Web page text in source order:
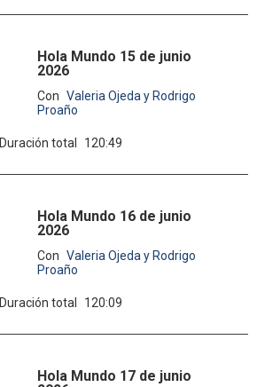
Hola Mundo 15 de junio
2026
Con Valeria Ojeda y Rodrigo
Proaño
Duración total 120:49
Hola Mundo 16 de junio
2026
Con Valeria Ojeda y Rodrigo
Proaño
Duración total 120:09
Hola Mundo 17 de junio